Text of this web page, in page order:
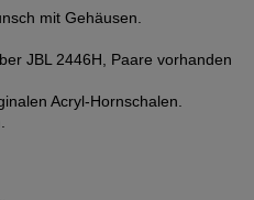
mit Gehäusen.
JBL 2446H, Paare vorhanden
Acryl-Hornschalen.